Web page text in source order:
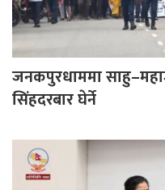
जनकपुरधाममा
सिंहदरबार घेर्ने